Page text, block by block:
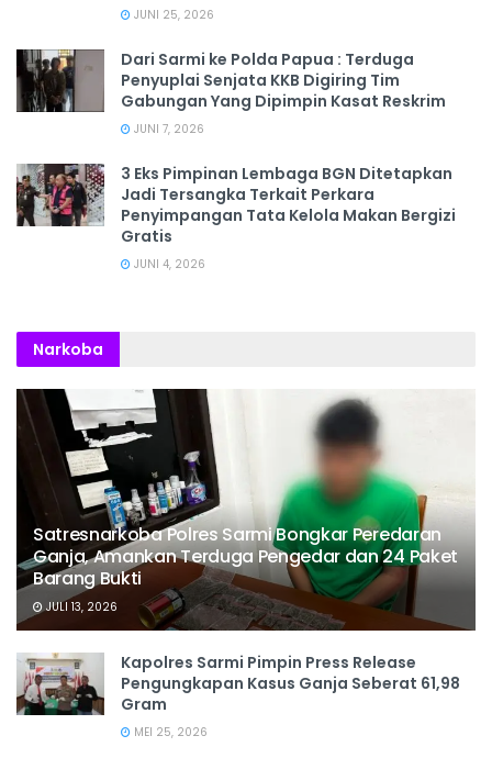
JUNI 25, 2026
Dari Sarmi ke Polda Papua : Terduga
Penyuplai Senjata KKB Digiring Tim
Gabungan Yang Dipimpin Kasat Reskrim
JUNI 7, 2026
3 Eks Pimpinan Lembaga BGN Ditetapkan
Jadi Tersangka Terkait Perkara
Penyimpangan Tata Kelola Makan Bergizi
Gratis
JUNI 4, 2026
Narkoba
Satresnarkoba Polres Sarmi Bongkar Peredaran
Ganja, Amankan Terduga Pengedar dan 24 Paket
Barang Bukti
JULI 13, 2026
Kapolres Sarmi Pimpin Press Release
Pengungkapan Kasus Ganja Seberat 61,98
Gram
MEI 25, 2026